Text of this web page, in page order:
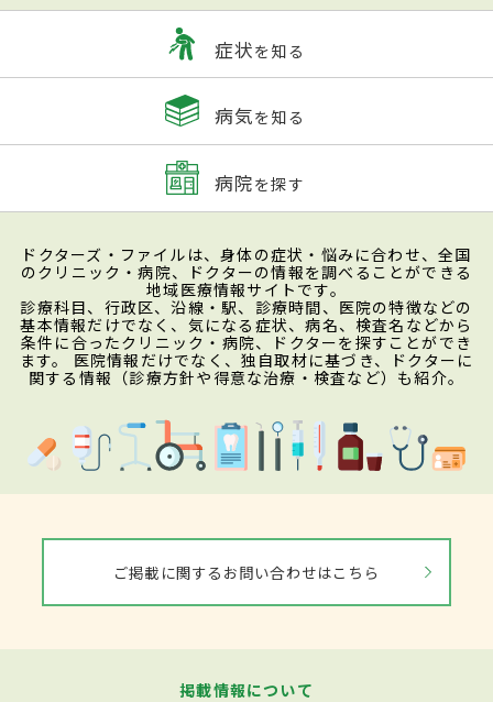
症状を知る
病気を知る
病院を探す
ドクターズ・ファイルは、身体の症状・悩みに合わせ、全国
のクリニック・病院、ドクターの情報を調べることができる
地域医療情報サイトです。
診療科目、行政区、沿線・駅、診療時間、医院の特徴などの
基本情報だけでなく、気になる症状、病名、検査名などから
条件に合ったクリニック・病院、ドクターを探すことができ
ます。 医院情報だけでなく、独自取材に基づき、ドクターに
関する情報（診療方針や得意な治療・検査など）も紹介。
ご掲載に関するお問い合わせはこちら
掲載情報について